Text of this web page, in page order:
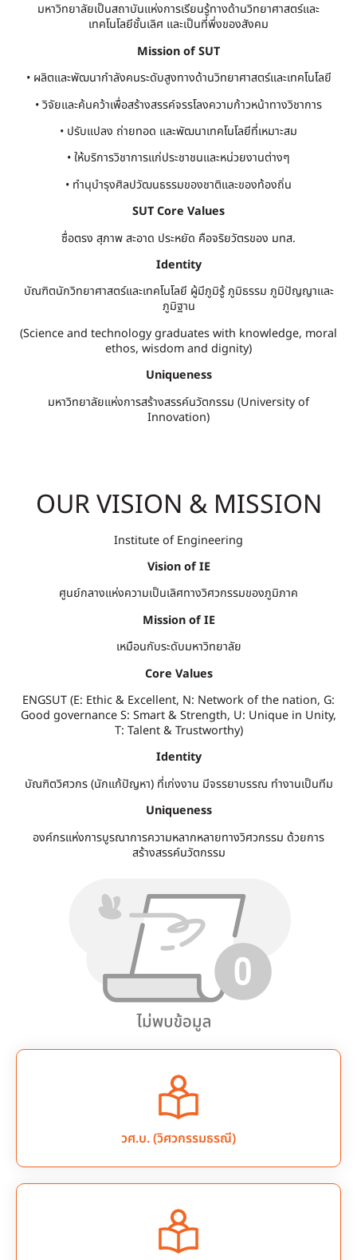
มหาวิทยาลัยเป็นสถาบันแห่งการเรียนรู้ทางด้านวิทยาศาสตร์และ
เทคโนโลยีชั้นเลิศ และเป็นที่พึ่งของสังคม
Mission of SUT
• ผลิตและพัฒนากำลังคนระดับสูงทางด้านวิทยาศาสตร์และเทคโนโลยี
• วิจัยและค้นคว้าเพื่อสร้างสรรค์จรรโลงความก้าวหน้าทางวิชาการ
• ปรับแปลง ถ่ายทอด และพัฒนาเทคโนโลยีที่เหมาะสม
• ให้บริการวิชาการแก่ประชาชนและหน่วยงานต่างๆ
• ทำนุบำรุงศิลปวัฒนธรรมของชาติและของท้องถิ่น
SUT Core Values
ซื่อตรง สุภาพ สะอาด ประหยัด คือจริยวัตรของ มทส.
Identity
บัณฑิตนักวิทยาศาสตร์และเทคโนโลยี ผู้มีภูมิรู้ ภูมิธรรม ภูมิปัญญาและ
ภูมิฐาน
(Science and technology graduates with knowledge, moral
ethos, wisdom and dignity)
Uniqueness
มหาวิทยาลัยแห่งการสร้างสรรค์นวัตกรรม (University of
Innovation)
OUR VISION & MISSION
Institute of Engineering
Vision of IE
ศูนย์กลางแห่งความเป็นเลิศทางวิศวกรรมของภูมิภาค
Mission of IE
เหมือนกับระดับมหาวิทยาลัย
Core Values
ENGSUT (E: Ethic & Excellent, N: Network of the nation, G:
Good governance S: Smart & Strength, U: Unique in Unity,
T: Talent & Trustworthy)
Identity
บัณฑิตวิศวกร (นักแก้ปัญหา) ที่เก่งงาน มีจรรยาบรรณ ทำงานเป็นทีม
Uniqueness
องค์กรแห่งการบูรณาการความหลากหลายทางวิศวกรรม ด้วยการ
สร้างสรรค์นวัตกรรม
วศ.บ. (วิศวกรรมธรณี)